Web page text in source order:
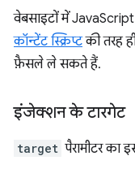
वेबसाइटों में
कॉन्टेंट स्क्रिप्टकी तरह
फ़ैसले ले सकते हैं.
इंजेक्शन के टारगेट
target पैरामीटर का